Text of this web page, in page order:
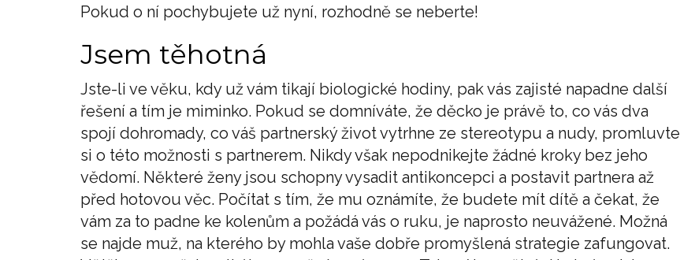
Pokud o ní pochybujete už nyní, rozhodně se neberte!
Jsem těhotná
Jste-li ve věku, kdy už vám tikají biologické hodiny, pak vás zajisté napadne další
řešení a tím je miminko. Pokud se domníváte, že děcko je právě to, co vás dva
spojí dohromady, co váš partnerský život vytrhne ze stereotypu a nudy, promluvte
si o této možnosti s partnerem. Nikdy však nepodnikejte žádné kroky bez jeho
vědomí. Některé ženy jsou schopny vysadit antikoncepci a postavit partnera až
před hotovou věc. Počítat s tím, že mu oznámíte, že budete mít dítě a čekat, že
vám za to padne ke kolenům a požádá vás o ruku, je naprosto neuvážené. Možná
se najde muž, na kterého by mohla vaše dobře promyšlená strategie zafungovat.